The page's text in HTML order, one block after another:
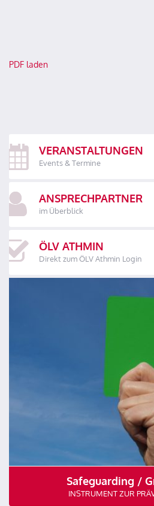
PDF laden
VERANSTALTUNGEN
Events & Termine
ANSPRECHPARTNER
im Überblick
ÖLV ATHMIN
Direkt zum ÖLV Athmin Login
Safeguarding /
INSTRUMENT ZUR